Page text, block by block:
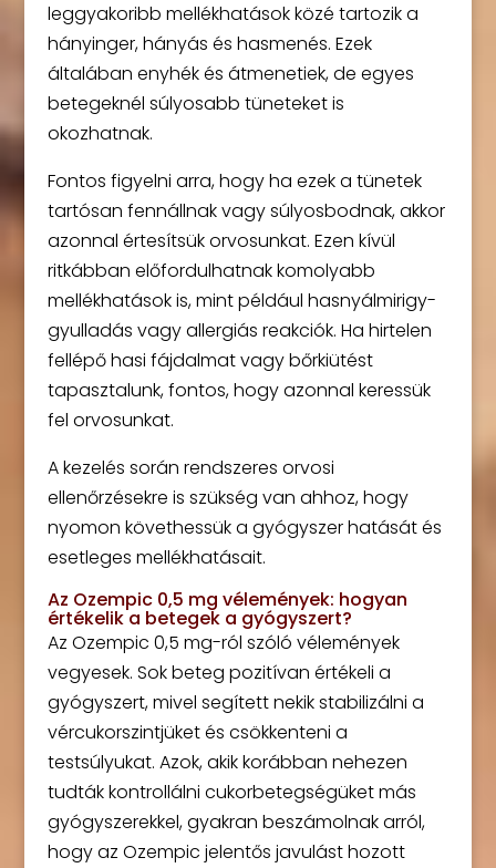
leggyakoribb mellékhatások közé tartozik a
hányinger, hányás és hasmenés. Ezek
általában enyhék és átmenetiek, de egyes
betegeknél súlyosabb tüneteket is
okozhatnak.
Fontos figyelni arra, hogy ha ezek a tünetek
tartósan fennállnak vagy súlyosbodnak, akkor
azonnal értesítsük orvosunkat. Ezen kívül
ritkábban előfordulhatnak komolyabb
mellékhatások is, mint például hasnyálmirigy-
gyulladás vagy allergiás reakciók. Ha hirtelen
fellépő hasi fájdalmat vagy bőrkiütést
tapasztalunk, fontos, hogy azonnal keressük
fel orvosunkat.
A kezelés során rendszeres orvosi
ellenőrzésekre is szükség van ahhoz, hogy
nyomon követhessük a gyógyszer hatását és
esetleges mellékhatásait.
Az Ozempic 0,5 mg vélemények: hogyan
értékelik a betegek a gyógyszert?
Az Ozempic 0,5 mg-ról szóló vélemények
vegyesek. Sok beteg pozitívan értékeli a
gyógyszert, mivel segített nekik stabilizálni a
vércukorszintjüket és csökkenteni a
testsúlyukat. Azok, akik korábban nehezen
tudták kontrollálni cukorbetegségüket más
gyógyszerekkel, gyakran beszámolnak arról,
hogy az Ozempic jelentős javulást hozott